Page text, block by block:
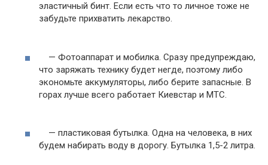
эластичный бинт. Если есть что то личное тоже не
забудьте прихватить лекарство.
— Фотоаппарат и мобилка. Сразу предупреждаю,
что заряжать технику будет негде, поэтому либо
экономьте аккумуляторы, либо берите запасные. В
горах лучше всего работает Киевстар и МТС.
— пластиковая бутылка. Одна на человека, в них
будем набирать воду в дорогу. Бутылка 1,5-2 литра.